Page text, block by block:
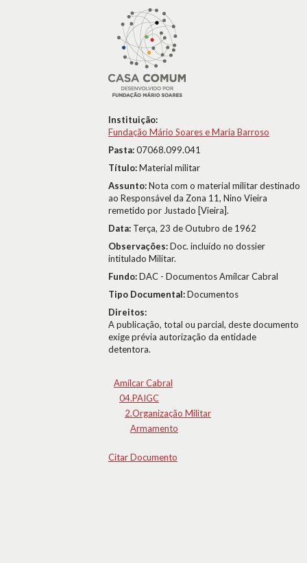
Instituição:
Fundação Mário Soares e Maria Barroso
Pasta:07068.099.041
Título:Material militar
Assunto:Nota com o material militar destinado
ao Responsável da Zona 11, Nino Vieira
remetido por Justado [Vieira].
Data: Terça, 23 de Outubro de 1962
Observações:Doc. incluído no dossier
intitulado Militar.
Fundo:DAC - Documentos Amílcar Cabral
Tipo Documental:Documentos
Direitos:
A publicação, total ou parcial, deste documento
exige prévia autorização da entidade
detentora.
Amílcar Cabral
04.PAIGC
2.Organização Militar
Armamento
Citar Documento